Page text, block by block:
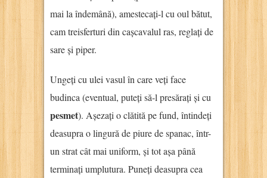
mai la îndemână), amestecați-l cu oul bătut,
cam treisferturi din cașcavalul ras, reglați de
sare și piper.
Ungeți cu ulei vasul în care veți face
budinca (eventual, puteți să-l presărați și cu
pesmet). Așezați o clătită pe fund, întindeți
deasupra o lingură de piure de spanac, într-
un strat cât mai uniform, și tot așa până
terminați umplutura. Puneți deasupra cea